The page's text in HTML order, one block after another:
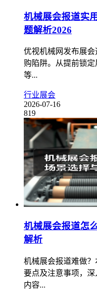
机械展会报道实
题解析2026
优视机械网发布展
购陷阱。从提前锁
等...
行业展会
2026-07-16
819
机械展会报道怎
解析
机械展会报道难做
要点及注意事项，
内容...